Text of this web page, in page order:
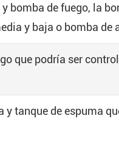
bomba de fuego, la
y baja o bomba de
que podría ser
tanque de espuma